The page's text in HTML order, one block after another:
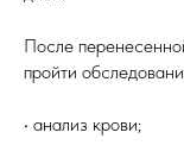
После
пройти
• анализ крови;